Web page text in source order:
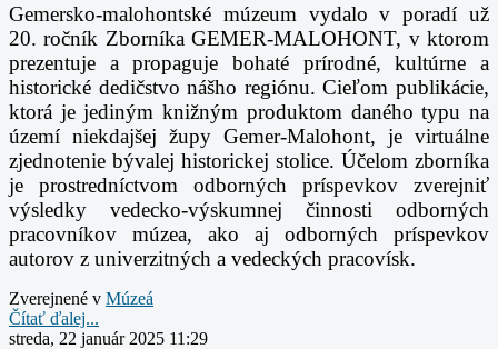
Gemersko-malohontské múzeum vydalo v poradí už
20. ročník Zborníka GEMER-MALOHONT, v ktorom
prezentuje a propaguje bohaté prírodné, kultúrne a
historické dedičstvo nášho regiónu. Cieľom publikácie,
ktorá je jediným knižným produktom daného typu na
území niekdajšej župy Gemer-Malohont, je virtuálne
zjednotenie bývalej historickej stolice. Účelom zborníka
je prostredníctvom odborných príspevkov zverejniť
výsledky vedecko-výskumnej činnosti odborných
pracovníkov múzea, ako aj odborných príspevkov
autorov z univerzitných a vedeckých pracovísk.
Zverejnené v Múzeá
Čítať ďalej...
streda, 22 január 2025 11:29